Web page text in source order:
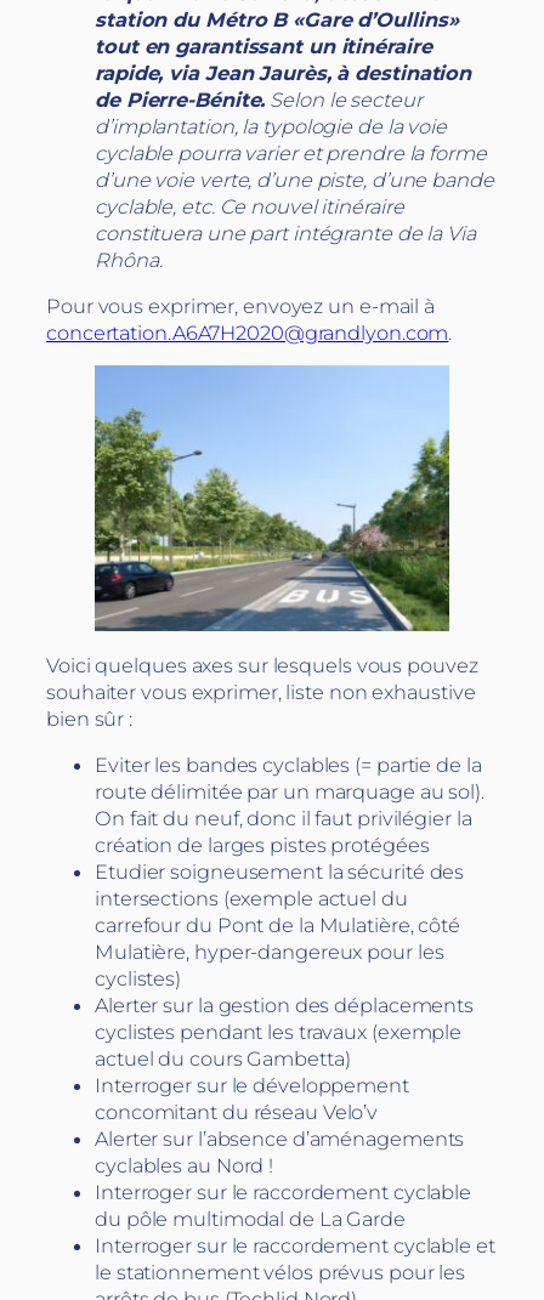
station du Métro B «Gare d’Oullins»
tout en garantissant un itinéraire
rapide, via Jean Jaurès, à destination
de Pierre-Bénite. Selon le secteur
d’implantation, la typologie de la voie
cyclable pourra varier et prendre la forme
d’une voie verte, d’une piste, d’une bande
cyclable, etc. Ce nouvel itinéraire
constituera une part intégrante de la Via
Rhôna.
Pour vous exprimer, envoyez un e-mail à
concertation.A6A7H2020@grandlyon.com.
Voici quelques axes sur lesquels vous pouvez
souhaiter vous exprimer, liste non exhaustive
bien sûr :
Eviter les bandes cyclables (= partie de la
route délimitée par un marquage au sol).
On fait du neuf, donc il faut privilégier la
création de larges pistes protégées
Etudier soigneusement la sécurité des
intersections (exemple actuel du
carrefour du Pont de la Mulatière, côté
Mulatière, hyper-dangereux pour les
cyclistes)
Alerter sur la gestion des déplacements
cyclistes pendant les travaux (exemple
actuel du cours Gambetta)
Interroger sur le développement
concomitant du réseau Velo’v
Alerter sur l’absence d’aménagements
cyclables au Nord !
Interroger sur le raccordement cyclable
du pôle multimodal de La Garde
Interroger sur le raccordement cyclable et
le stationnement vélos prévus pour les